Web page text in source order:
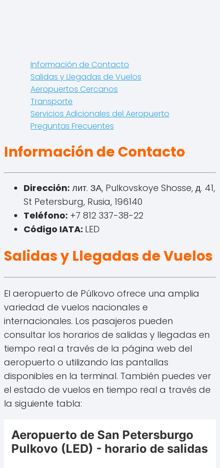
Información de Contacto
Salidas y Llegadas de Vuelos
Aeropuertos Cercanos
Transporte
Servicios Adicionales del Aeropuerto
Preguntas Frecuentes
Información de Contacto
Dirección: лит. ЗА, Pulkovskoye Shosse, д. 41,
St Petersburg, Rusia, 196140
Teléfono: +7 812 337-38-22
Código IATA: LED
Salidas y Llegadas de Vuelos
El aeropuerto de Púlkovo ofrece una amplia
variedad de vuelos nacionales e
internacionales. Los pasajeros pueden
consultar los horarios de salidas y llegadas en
tiempo real a través de la página web del
aeropuerto o utilizando las pantallas
disponibles en la terminal. También puedes ver
el estado de vuelos en tiempo real a través de
la siguiente tabla: